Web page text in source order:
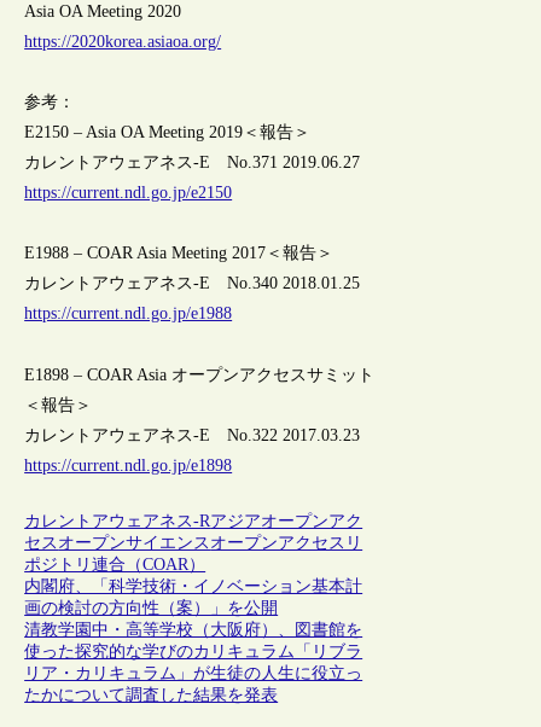
Asia OA Meeting 2020
https://2020korea.asiaoa.org/
参考：
E2150 – Asia OA Meeting 2019＜報告＞
カレントアウェアネス-E No.371 2019.06.27
https://current.ndl.go.jp/e2150
E1988 – COAR Asia Meeting 2017＜報告＞
カレントアウェアネス-E No.340 2018.01.25
https://current.ndl.go.jp/e1988
E1898 – COAR Asia オープンアクセスサミット
＜報告＞
カレントアウェアネス-E No.322 2017.03.23
https://current.ndl.go.jp/e1898
カレントアウェアネス-Rアジアオープンアク
セス オープンサイエンス オープンアクセスリ
ポジトリ連合（COAR）
内閣府、「科学技術・イノベーション基本計
画の検討の方向性（案）」を公開
清教学園中・高等学校（大阪府）、図書館を
使った探究的な学びのカリキュラム「リブラ
リア・カリキュラム」が生徒の人生に役立っ
たかについて調査した結果を発表